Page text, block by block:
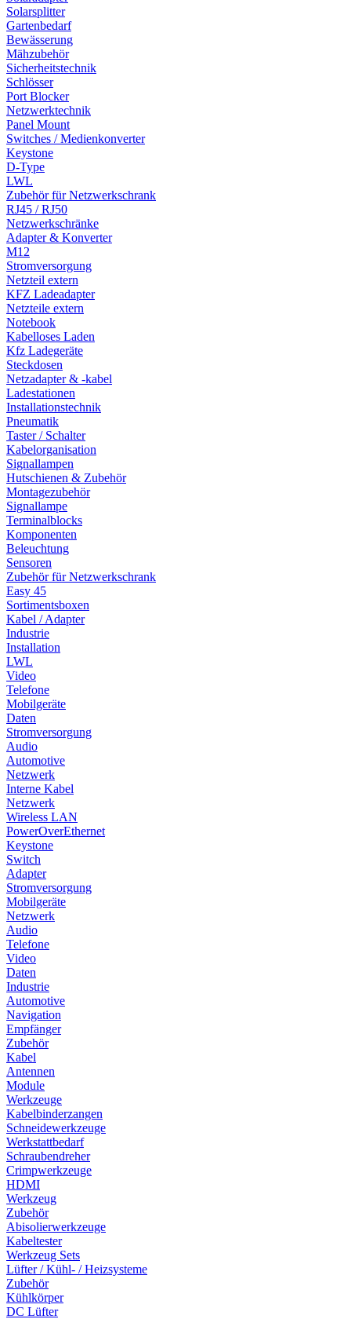
Solarsplitter
Gartenbedarf
Bewässerung
Mähzubehör
Sicherheitstechnik
Schlösser
Port Blocker
Netzwerktechnik
Panel Mount
Switches / Medienkonverter
Keystone
D-Type
LWL
Zubehör für Netzwerkschrank
RJ45 / RJ50
Netzwerkschränke
Adapter & Konverter
M12
Stromversorgung
Netzteil extern
KFZ Ladeadapter
Netzteile extern
Notebook
Kabelloses Laden
Kfz Ladegeräte
Steckdosen
Netzadapter & -kabel
Ladestationen
Installationstechnik
Pneumatik
Taster / Schalter
Kabelorganisation
Signallampen
Hutschienen & Zubehör
Montagezubehör
Signallampe
Terminalblocks
Komponenten
Beleuchtung
Sensoren
Zubehör für Netzwerkschrank
Easy 45
Sortimentsboxen
Kabel / Adapter
Industrie
Installation
LWL
Video
Telefone
Mobilgeräte
Daten
Stromversorgung
Audio
Automotive
Netzwerk
Interne Kabel
Netzwerk
Wireless LAN
PowerOverEthernet
Keystone
Switch
Adapter
Stromversorgung
Mobilgeräte
Netzwerk
Audio
Telefone
Video
Daten
Industrie
Automotive
Navigation
Empfänger
Zubehör
Kabel
Antennen
Module
Werkzeuge
Kabelbinderzangen
Schneidewerkzeuge
Werkstattbedarf
Schraubendreher
Crimpwerkzeuge
HDMI
Werkzeug
Zubehör
Abisolierwerkzeuge
Kabeltester
Werkzeug Sets
Lüfter / Kühl- / Heizsysteme
Zubehör
Kühlkörper
DC Lüfter